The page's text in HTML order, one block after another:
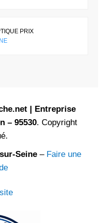
PRIX
| Entreprise
– 95530. Copyright
Seine – Faire une